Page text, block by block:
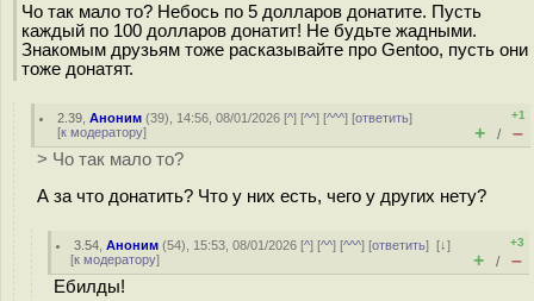
Чо так мало то? Небось по 5 долларов донатите. Пусть
каждый по 100 долларов донатит! Не будьте жадными.
Знакомым друзьям тоже расказывайте про Gentoo, пусть они
тоже донатят.
2.39 ,Аноним (39), 14:56, 08/01/2026 [^] [^^] [^^^] [ответить]
[к модератору]
+1
+ / –
> Чо так мало то?
А за что донатить? Что у них есть, чего у других нету?
3.54 ,Аноним (54), 15:53, 08/01/2026 [^] [^^] [^^^] [ответить][↓]
[к модератору]
+3
+ / –
Ебилды!